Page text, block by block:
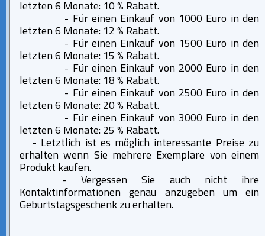
letzten 6 Monate: 10 % Rabatt.
- Für einen Einkauf von 1000 Euro in den
letzten 6 Monate: 12 % Rabatt.
- Für einen Einkauf von 1500 Euro in den
letzten 6 Monate: 15 % Rabatt.
- Für einen Einkauf von 2000 Euro in den
letzten 6 Monate: 18 % Rabatt.
- Für einen Einkauf von 2500 Euro in den
letzten 6 Monate: 20 % Rabatt.
- Für einen Einkauf von 3000 Euro in den
letzten 6 Monate: 25 % Rabatt.
- Letztlich ist es möglich interessante Preise zu
erhalten wenn Sie mehrere Exemplare von einem
Produkt kaufen.
- Vergessen Sie auch nicht ihre
Kontaktinformationen genau anzugeben um ein
Geburtstagsgeschenk zu erhalten.